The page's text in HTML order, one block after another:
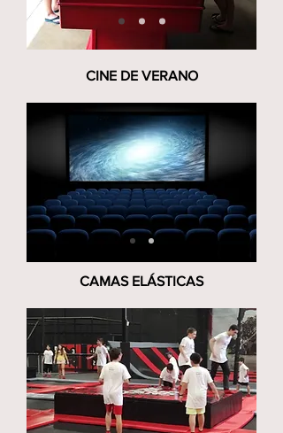
CINE DE VERANO
CAMAS ELÁSTICAS